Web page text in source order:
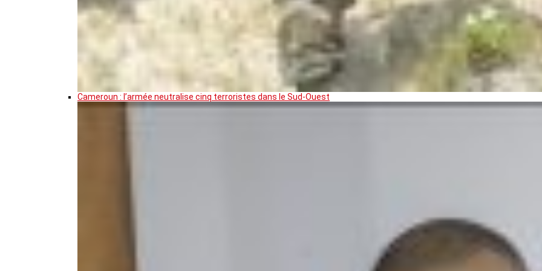
Cameroun : l’armée neutralise cinq terroristes dans le Sud-Ouest